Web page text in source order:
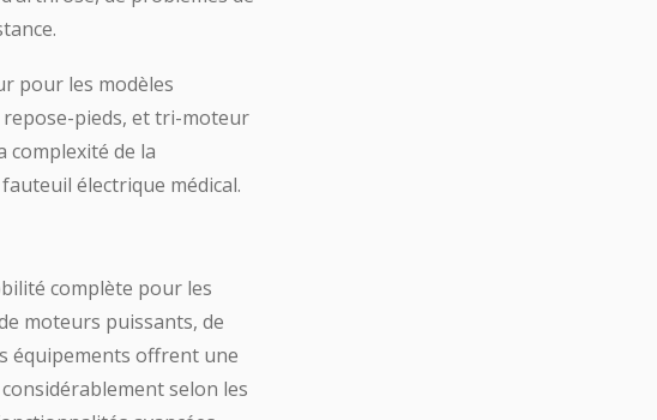
pour les modèles
pieds, et tri-moteur
complexité de la
électrique médical.
complète pour les
moteurs puissants, de
équipements offrent une
selon les